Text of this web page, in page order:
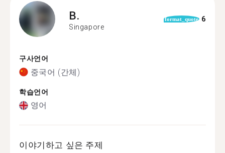
B.
Singapore
format_quote 6
구사언어
중국어 (간체)
학습언어
영어
이야기하고 싶은 주제